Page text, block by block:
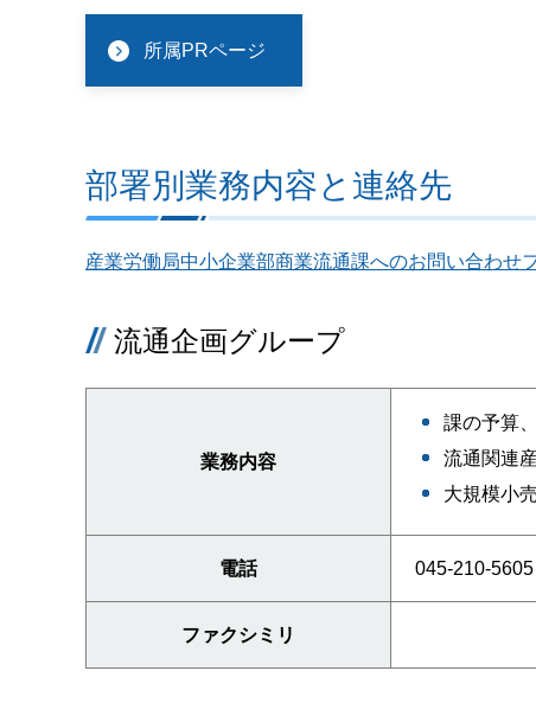
所属PRページ
部署別業務内容と連絡先
産業労働局中小企業部商業流通課へのお問い合わせ
流通企画グループ
業務内容
課の予算
流通関連
大規模小
電話 045-210-
ファクシミリ